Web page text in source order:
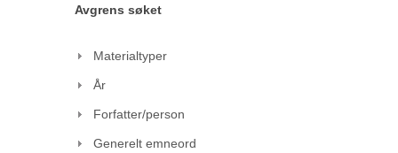
Avgrens søket
Materialtyper
År
Forfatter/person
Generelt emneord